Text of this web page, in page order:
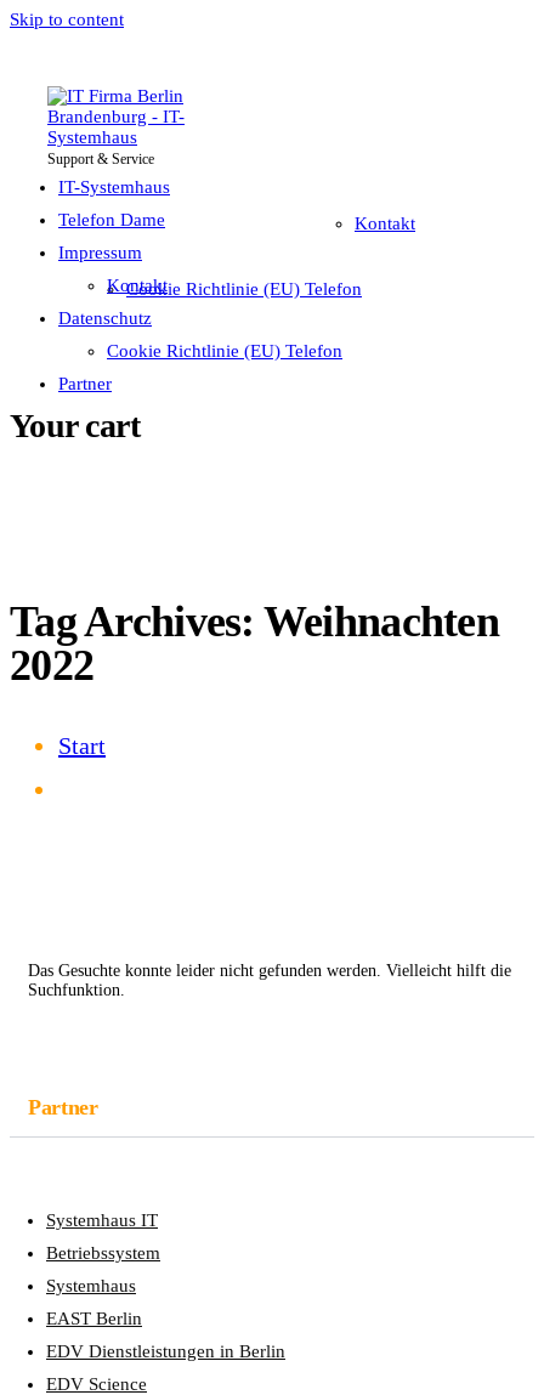
Skip to content
Support & Service
IT-Systemhaus
Kontakt
Datenschutz
Cookie Richtlinie (EU) Telefon
IT-Systemhaus
Telefon Dame
Impressum
Kontakt
Datenschutz
Cookie Richtlinie (EU) Telefon
Partner
Your cart
Tag Archives: Weihnachten
2022
Start
Das Gesuchte konnte leider nicht gefunden werden. Vielleicht hilft die
Suchfunktion.
Partner
Systemhaus IT
Betriebssystem
Systemhaus
EAST Berlin
EDV Dienstleistungen in Berlin
EDV Science